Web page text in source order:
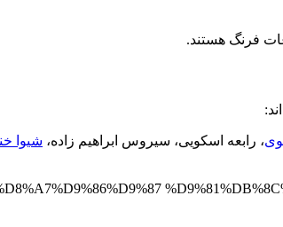
فرنگ هستند.
، رابعه اسکویی، سیروس ابراهیم زاده، شیوا